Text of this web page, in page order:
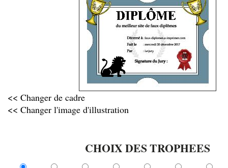
<< Changer de cadre
<< Changer l'image d'illustration
CHOIX DES TROPHEES